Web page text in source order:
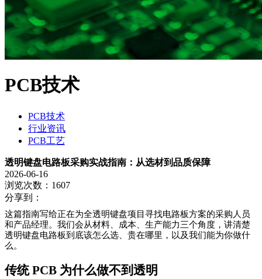
PCB技术
PCB技术
行业资讯
PCB工艺
透明键盘电路板采购实战指南：从选材到品质保障
2026-06-16
浏览次数：1607
分享到：
这篇指南写给正在为全透明键盘项目寻找电路板方案的采购人员
和产品经理。我们会从材料、成本、生产能力三个角度，讲清楚
透明键盘电路板到底该怎么选、贵在哪里，以及我们能为你做什
么。
传统 PCB 为什么做不到透明